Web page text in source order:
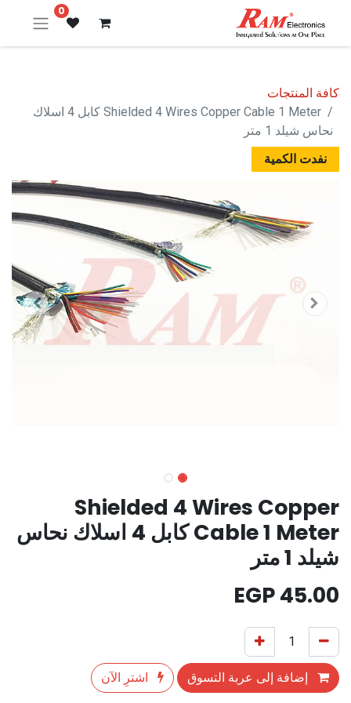
0
كافة المنتجات
Shielded 4 Wires Copper Cable 1 Meter كابل 4 اسلاك
نحاس شيلد 1 متر
نفدت الكمية
Shielded 4 Wires Copper
Cable 1 Meter كابل 4 اسلاك نحاس
شيلد 1 متر
45.00
إضافة إلى عربة التسوق اشترِ الآن